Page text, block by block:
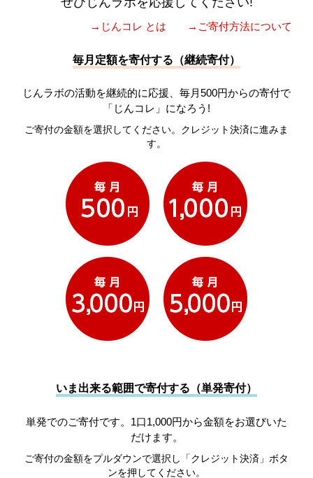
→じんコレ とは →ご寄付方法について
毎月定額を寄付する（継続寄付）
じんラボの活動を継続的に応援、毎月500円からの寄付で
「じんコレ」になろう!
ご寄付の金額を選択してください。クレジット決済に進みま
す。
いま出来る範囲で寄付する（単発寄付）
単発でのご寄付です。1口1,000円から金額をお選びいた
だけます。
ご寄付の金額をプルダウンで選択し「クレジット決済」ボタ
ンを押してください。